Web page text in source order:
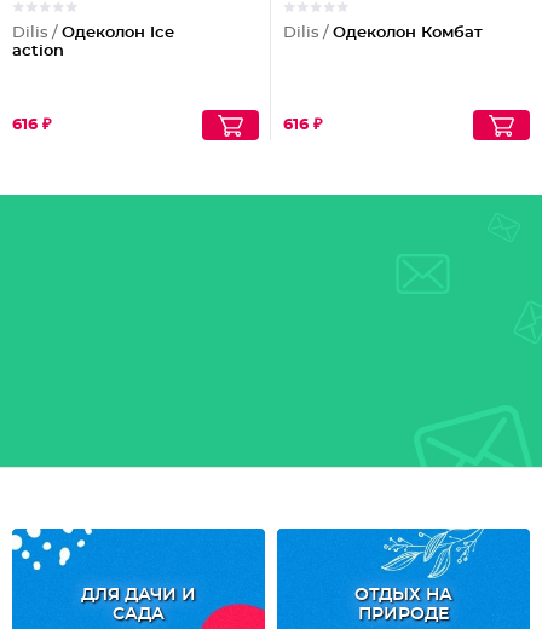
Dilis / Одеколон Ice
action
616 ₽
Dilis / Одеколон Комбат
616 ₽
ДЛЯ ДАЧИ И
САДА
ОТДЫХ НА
ПРИРОДЕ